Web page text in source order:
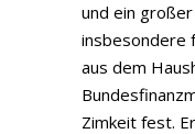
und ein
insbesondere
aus dem
Zimkeit fest.